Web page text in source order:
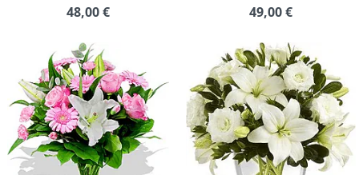
48,00€
49,00€